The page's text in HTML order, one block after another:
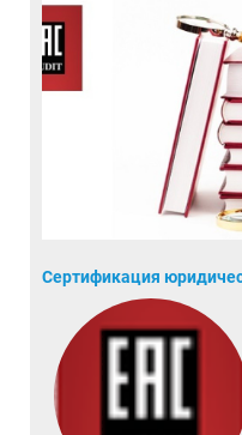
Сертификация